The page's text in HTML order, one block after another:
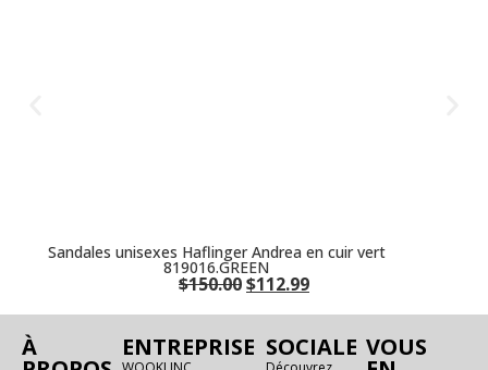
Sandales unisexes Haflinger Andrea en cuir vert
819016.GREEN
$150.00$112.99
À ENTREPRISE SOCIALE VOUS